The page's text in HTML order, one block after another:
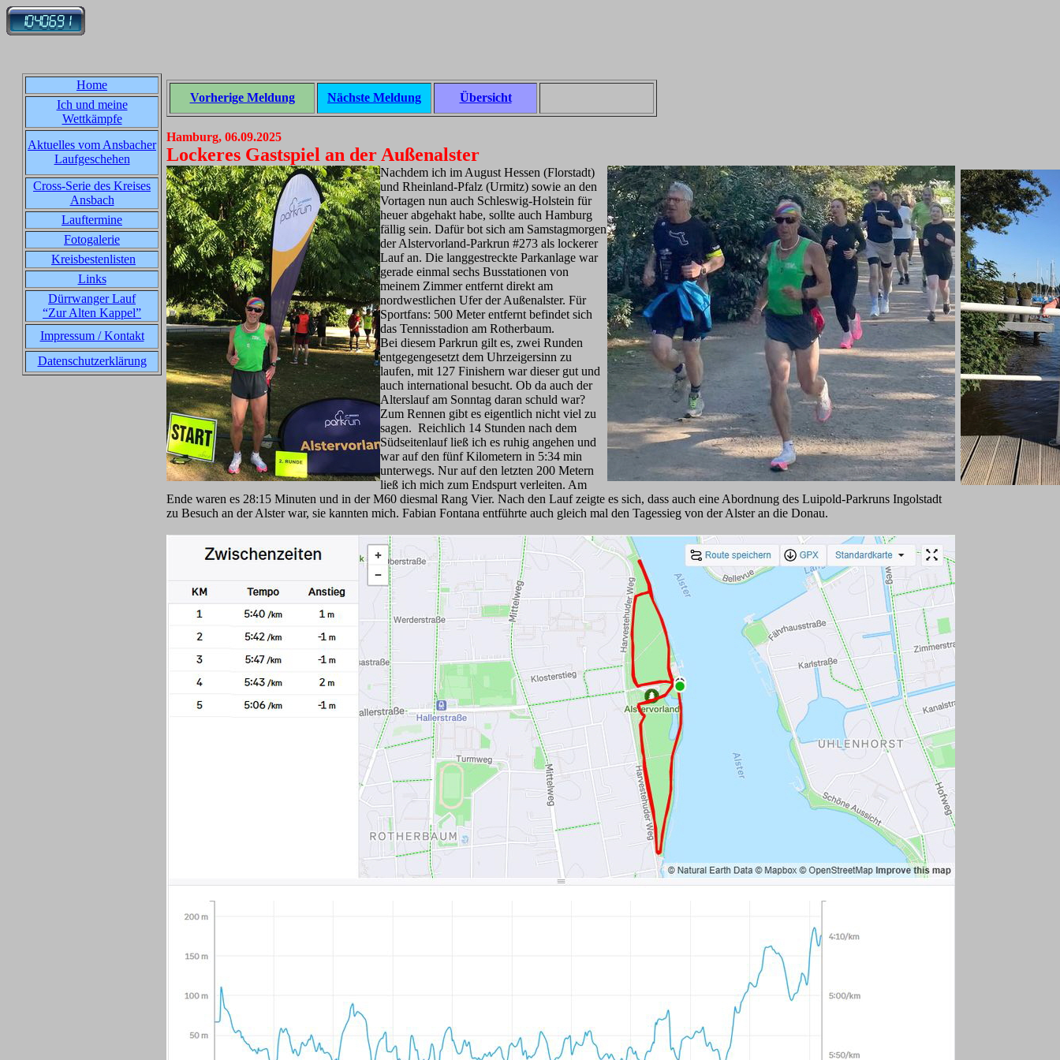
Home
Ich und meine
Wettkämpfe
Aktuelles vom Ansbacher
Laufgeschehen
Cross-Serie des Kreises
Ansbach
Lauftermine
Fotogalerie
Kreisbestenlisten
Links
Dürrwanger Lauf
“Zur Alten Kappel”
Impressum / Kontakt
Datenschutzerklärung
Vorherige Meldung Nächste Meldung Übersicht
Hamburg, 06.09.2025
Lockeres Gastspiel an der Außenalster
Nachdem ich im August Hessen (Florstadt)
und Rheinland-Pfalz (Urmitz) sowie an den
Vortagen nun auch Schleswig-Holstein für
heuer abgehakt habe, sollte auch Hamburg
fällig sein. Dafür bot sich am Samstagmorgen
der Alstervorland-Parkrun #273 als lockerer
Lauf an. Die langgestreckte Parkanlage war
gerade einmal sechs Busstationen von
meinem Zimmer entfernt direkt am
nordwestlichen Ufer der Außenalster. Für
Sportfans: 500 Meter entfernt befindet sich
das Tennisstadion am Rotherbaum.
Bei diesem Parkrun gilt es, zwei Runden
entgegengesetzt dem Uhrzeigersinn zu
laufen, mit 127 Finishern war dieser gut und
auch international besucht. Ob da auch der
Alterslauf am Sonntag daran schuld war?
Zum Rennen gibt es eigentlich nicht viel zu
sagen. Reichlich 14 Stunden nach dem
Südseitenlauf ließ ich es ruhig angehen und
war auf den fünf Kilometern in 5:34 min
unterwegs. Nur auf den letzten 200 Metern
ließ ich mich zum Endspurt verleiten. Am
Ende waren es 28:15 Minuten und in der M60 diesmal Rang Vier. Nach den Lauf zeigte es sich, dass auch eine Abordnung des Luipold-Parkruns Ingolstadt
zu Besuch an der Alster war, sie kannten mich. Fabian Fontana entführte auch gleich mal den Tagessieg von der Alster an die Donau.